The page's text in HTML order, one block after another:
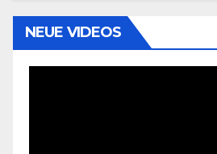
NEUE VIDEOS